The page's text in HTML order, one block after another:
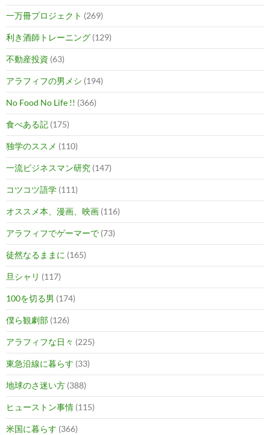
一万冊プロジェクト (269)
利き酒師トレーニング (129)
不動産投資 (63)
アラフィフの男メシ (194)
No Food No Life !! (366)
食べある記 (175)
独学のススメ (110)
一流ビジネスマン研究 (147)
コツコツ語学 (111)
オススメ本、漫画、映画 (116)
アラフィフでゲーマーで (73)
徒然なるままに (165)
旦シャリ (117)
100を切る男 (174)
僕ら観劇部 (126)
アラフィフな日々 (225)
東急沿線に暮らす (33)
地球のさ迷い方 (388)
ヒューストン事情 (115)
米国に暮らす (366)